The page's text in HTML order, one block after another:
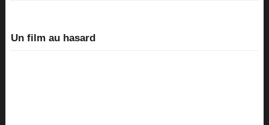
Un film au hasard